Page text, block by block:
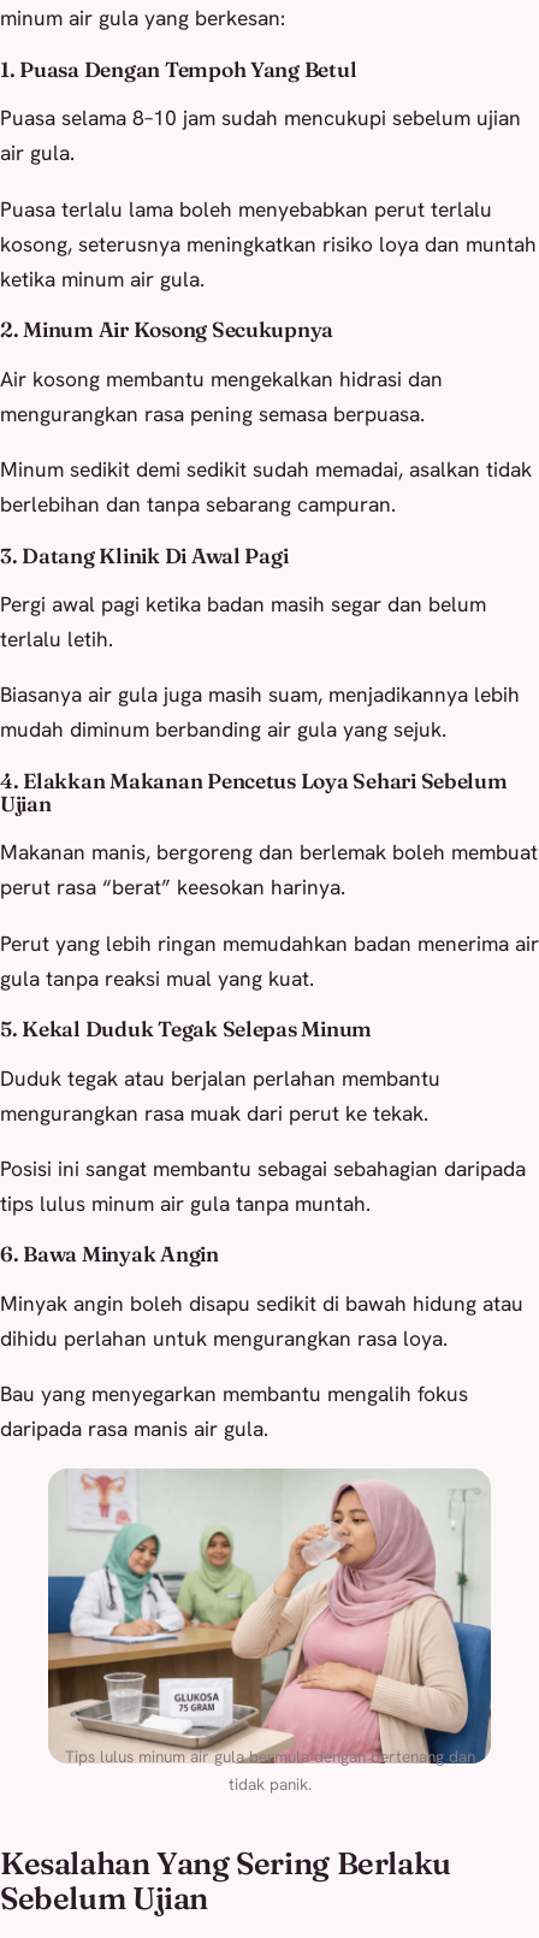
minum air gula yang berkesan:
1. Puasa Dengan Tempoh Yang Betul
Puasa selama 8–10 jam sudah mencukupi sebelum ujian
air gula.
Puasa terlalu lama boleh menyebabkan perut terlalu
kosong, seterusnya meningkatkan risiko loya dan muntah
ketika minum air gula.
2. Minum Air Kosong Secukupnya
Air kosong membantu mengekalkan hidrasi dan
mengurangkan rasa pening semasa berpuasa.
Minum sedikit demi sedikit sudah memadai, asalkan tidak
berlebihan dan tanpa sebarang campuran.
3. Datang Klinik Di Awal Pagi
Pergi awal pagi ketika badan masih segar dan belum
terlalu letih.
Biasanya air gula juga masih suam, menjadikannya lebih
mudah diminum berbanding air gula yang sejuk.
4. Elakkan Makanan Pencetus Loya Sehari Sebelum
Ujian
Makanan manis, bergoreng dan berlemak boleh membuat
perut rasa “berat” keesokan harinya.
Perut yang lebih ringan memudahkan badan menerima air
gula tanpa reaksi mual yang kuat.
5. Kekal Duduk Tegak Selepas Minum
Duduk tegak atau berjalan perlahan membantu
mengurangkan rasa muak dari perut ke tekak.
Posisi ini sangat membantu sebagai sebahagian daripada
tips lulus minum air gula tanpa muntah.
6. Bawa Minyak Angin
Minyak angin boleh disapu sedikit di bawah hidung atau
dihidu perlahan untuk mengurangkan rasa loya.
Bau yang menyegarkan membantu mengalih fokus
daripada rasa manis air gula.
Tips lulus minum air gula bermula dengan bertenang dan
tidak panik.
Kesalahan Yang Sering Berlaku
Sebelum Ujian